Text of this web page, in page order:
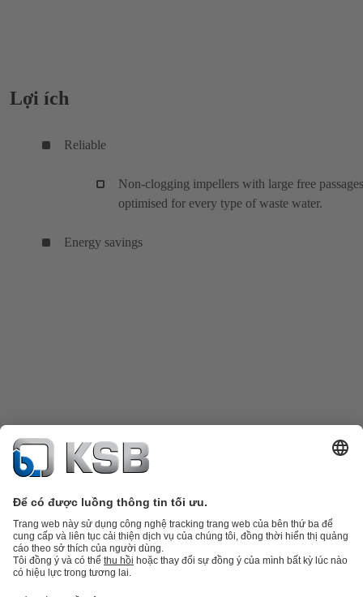
Lợi ích
Reliable
Non-clogging impellers with large free
optimised for every type of waste water.
Energy savings